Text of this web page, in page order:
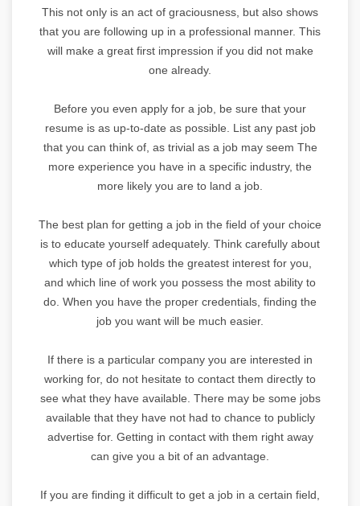
This not only is an act of graciousness, but also shows
that you are following up in a professional manner. This
will make a great first impression if you did not make
one already.
Before you even apply for a job, be sure that your
resume is as up-to-date as possible. List any past job
that you can think of, as trivial as a job may seem The
more experience you have in a specific industry, the
more likely you are to land a job.
The best plan for getting a job in the field of your choice
is to educate yourself adequately. Think carefully about
which type of job holds the greatest interest for you,
and which line of work you possess the most ability to
do. When you have the proper credentials, finding the
job you want will be much easier.
If there is a particular company you are interested in
working for, do not hesitate to contact them directly to
see what they have available. There may be some jobs
available that they have not had to chance to publicly
advertise for. Getting in contact with them right away
can give you a bit of an advantage.
If you are finding it difficult to get a job in a certain field,